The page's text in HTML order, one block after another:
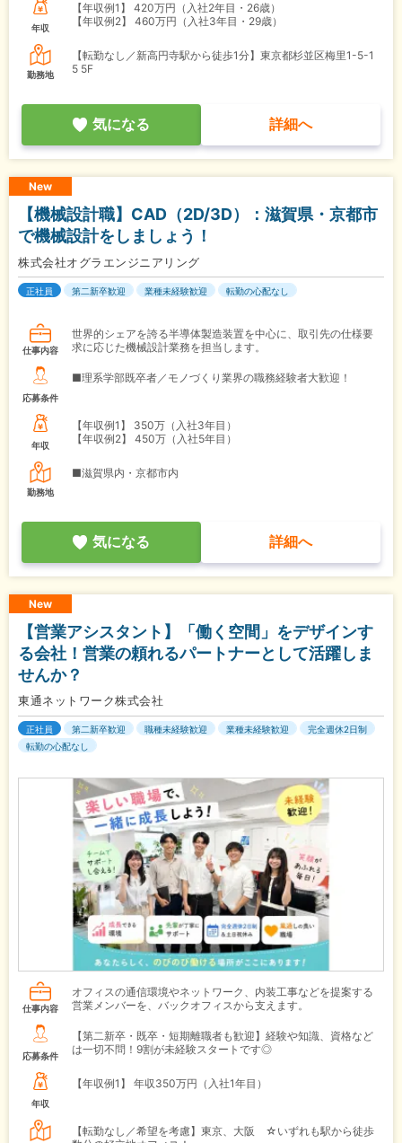
年収
【年収例1】
420万円（入社2年目・26歳）
【年収例2】
460万円（入社3年目・29歳）
勤務地
【転勤なし／新高円寺駅から徒歩1分】東京都杉並区梅里1-5-1
5 5F
気になる 詳細へ
New
【機械設計職】CAD（2D/3D）：滋賀県・京都市
で機械設計をしましょう！
株式会社オグラエンジニアリング
正社員 第二新卒歓迎 業種未経験歓迎 転勤の心配なし
仕事内容
世界的シェアを誇る半導体製造装置を中心に、取引先の仕様要
求に応じた機械設計業務を担当します。
応募条件
■理系学部既卒者／モノづくり業界の職務経験者大歓迎！
年収
【年収例1】
350万（入社3年目）
【年収例2】
450万（入社5年目）
勤務地
■滋賀県内・京都市内
気になる 詳細へ
New
【営業アシスタント】「働く空間」をデザインす
る会社！営業の頼れるパートナーとして活躍しま
せんか？
東通ネットワーク株式会社
正社員 第二新卒歓迎 職種未経験歓迎 業種未経験歓迎
完全週休2日制
転勤の心配なし
仕事内容
オフィスの通信環境やネットワーク、内装工事などを提案する
営業メンバーを、バックオフィスから支えます。
応募条件
【第二新卒・既卒・短期離職者も歓迎】経験や知識、資格など
は一切不問！9割が未経験スタートです◎
年収
【年収例1】 年収350万円（入社1年目）
【転勤なし／希望を考慮】東京、大阪 ☆いずれも駅から徒歩